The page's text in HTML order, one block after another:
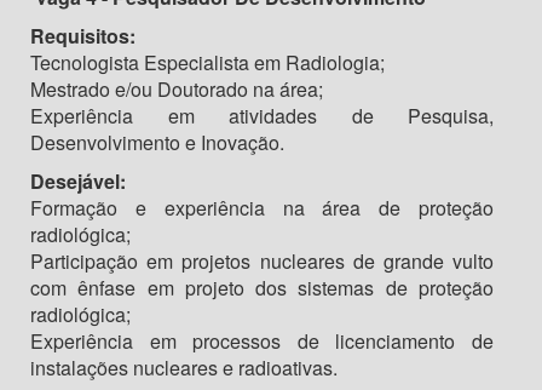
Requisitos:
Tecnologista Especialista em Radiologia;
Mestrado e/ou Doutorado na área;
Experiência em atividades de Pesquisa,
Desenvolvimento e Inovação.
Desejável:
Formação e experiência na área de proteção
radiológica;
Participação em projetos nucleares de grande vulto
com ênfase em projeto dos sistemas de proteção
radiológica;
Experiência em processos de licenciamento de
instalações nucleares e radioativas.